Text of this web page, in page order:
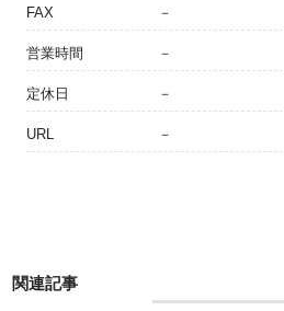
FAX －
営業時間 －
定休日 －
URL －
関連記事